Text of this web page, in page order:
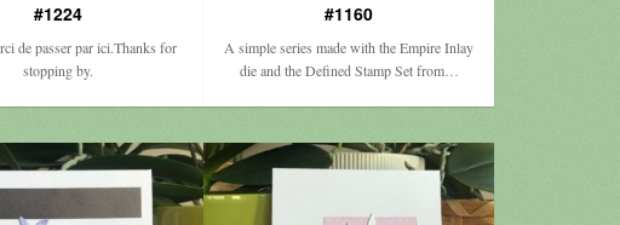
#1224
de passer par ici.Thanks for
stopping by.
#1160
A simple series made with the Empire Inlay
die and the Defined Stamp Set from…